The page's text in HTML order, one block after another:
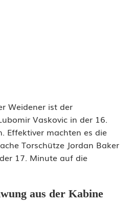
Weidener ist der
Vaskovic in der 16.
Effektiver machten es die
Torschütze Jordan Baker
17. Minute auf die
aus der Kabine